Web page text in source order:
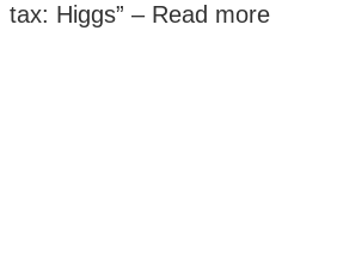
tax: Higgs” – Read more